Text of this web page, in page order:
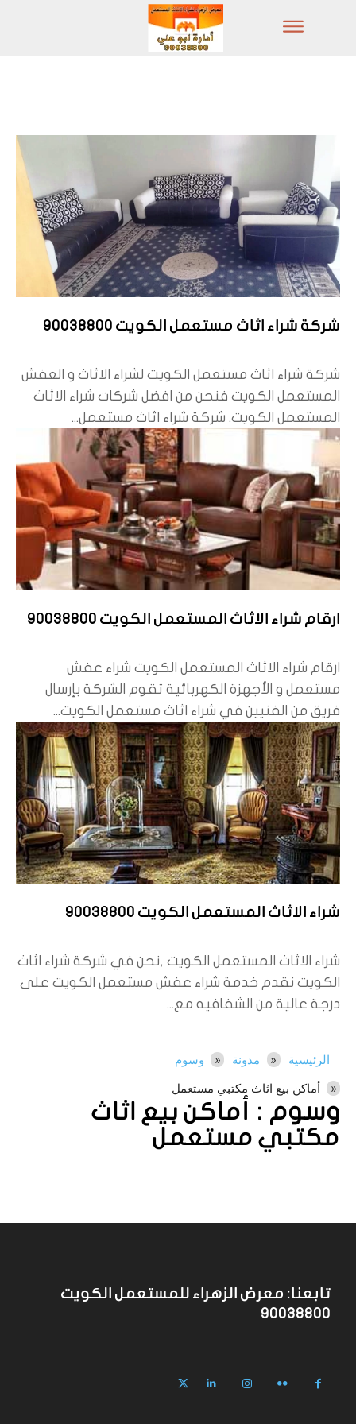
وسوم : أماكن بيع اثاث
مكتبي مستعمل
الرئيسية مدونة
وسوم
أماكن بيع اثاث مكتبي مستعمل
شركة شراء اثاث مستعمل الكويت 90038800
شركة شراء اثاث مستعمل الكويت لشراء الاثاث و العفش
المستعمل الكويت فنحن من افضل شركات شراء الاثاث
المستعمل الكويت. شركة شراء اثاث مستعمل...
ارقام شراء الاثاث المستعمل الكويت 90038800
ارقام شراء الاثاث المستعمل الكويت شراء عفش
مستعمل و الأجهزة الكهربائية تقوم الشركة بإرسال
فريق من الفنيين في شراء اثاث مستعمل الكويت...
شراء الاثاث المستعمل الكويت 90038800
شراء الاثاث المستعمل الكويت ,نحن في شركة شراء اثاث
الكويت نقدم خدمة شراء عفش مستعمل الكويت على
درجة عالية من الشفافيه مع...
تابعنا: معرض الزهراء للمستعمل الكويت
90038800